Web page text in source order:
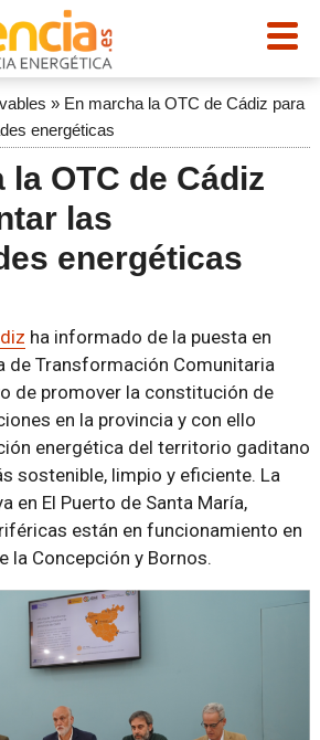
» En marcha la OTC de Cádiz para
energéticas
la OTC de Cádiz
las
energéticas
ha informado de la puesta en
de Transformación Comunitaria
de promover la constitución de
en la provincia y con ello
energética del territorio gaditano
sostenible, limpio y eficiente. La
en El Puerto de Santa María,
están en funcionamiento en
la Concepción y Bornos.